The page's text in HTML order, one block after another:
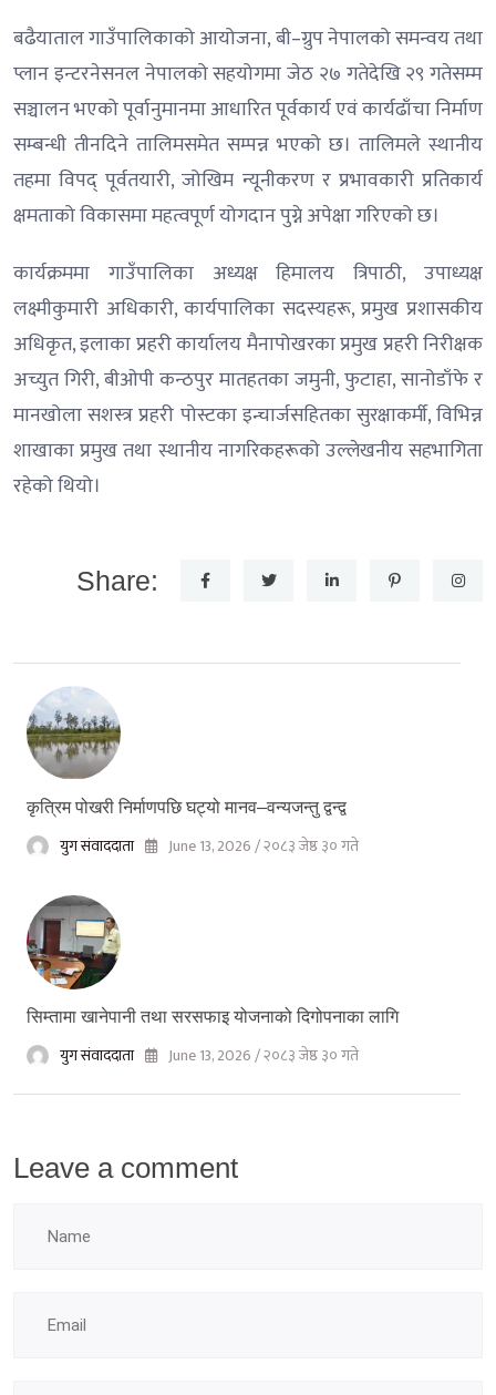
बढैयाताल गाउँपालिकाको आयोजना, बी–ग्रुप नेपालको समन्वय तथा
प्लान इन्टरनेसनल नेपालको सहयोगमा जेठ २७ गतेदेखि २९ गतेसम्म
सञ्चालन भएको पूर्वानुमानमा आधारित पूर्वकार्य एवं कार्यढाँचा निर्माण
सम्बन्धी तीनदिने तालिमसमेत सम्पन्न भएको छ। तालिमले स्थानीय
तहमा विपद् पूर्वतयारी, जोखिम न्यूनीकरण र प्रभावकारी प्रतिकार्य
क्षमताको विकासमा महत्वपूर्ण योगदान पुग्ने अपेक्षा गरिएको छ।
कार्यक्रममा गाउँपालिका अध्यक्ष हिमालय त्रिपाठी, उपाध्यक्ष
लक्ष्मीकुमारी अधिकारी, कार्यपालिका सदस्यहरू, प्रमुख प्रशासकीय
अधिकृत, इलाका प्रहरी कार्यालय मैनापोखरका प्रमुख प्रहरी निरीक्षक
अच्युत गिरी, बीओपी कन्ठपुर मातहतका जमुनी, फुटाहा, सानोडाँफे र
मानखोला सशस्त्र प्रहरी पोस्टका इन्चार्जसहितका सुरक्षाकर्मी, विभिन्न
शाखाका प्रमुख तथा स्थानीय नागरिकहरूको उल्लेखनीय सहभागिता
रहेको थियो।
Share:
कृत्रिम पोखरी निर्माणपछि घट्यो मानव–वन्यजन्तु द्वन्द्व
युग संवाददाता June 13, 2026 / २०८३ जेष्ठ ३० गते
सिम्तामा खानेपानी तथा सरसफाइ योजनाको दिगोपनाका लागि
युग संवाददाता June 13, 2026 / २०८३ जेष्ठ ३० गते
Leave a comment